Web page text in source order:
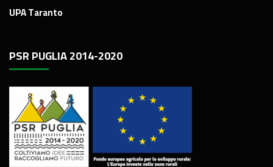
UPA Taranto
PSR PUGLIA 2014-2020